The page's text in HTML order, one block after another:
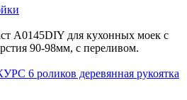
A0145DIY для кухонных моек с
90-98мм, с переливом.